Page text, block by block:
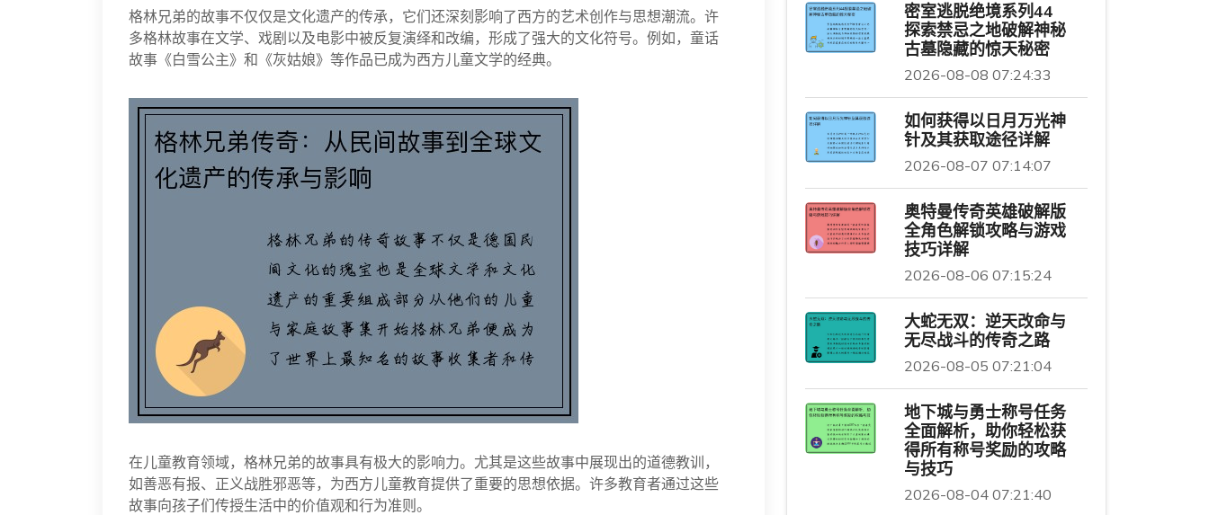
格林兄弟的故事不仅仅是文化遗产的传承，它们还深刻影响了西方的艺术创作与思想潮流。许
多格林故事在文学、戏剧以及电影中被反复演绎和改编，形成了强大的文化符号。例如，童话
故事《白雪公主》和《灰姑娘》等作品已成为西方儿童文学的经典。
在儿童教育领域，格林兄弟的故事具有极大的影响力。尤其是这些故事中展现出的道德教训，
如善恶有报、正义战胜邪恶等，为西方儿童教育提供了重要的思想依据。许多教育者通过这些
故事向孩子们传授生活中的价值观和行为准则。
密室逃脱绝境系列44
探索禁忌之地破解神秘
古墓隐藏的惊天秘密
2026-08-08 07:24:33
如何获得以日月万光神
针及其获取途径详解
2026-08-07 07:14:07
奥特曼传奇英雄破解版
全角色解锁攻略与游戏
技巧详解
2026-08-06 07:15:24
大蛇无双：逆天改命与
无尽战斗的传奇之路
2026-08-05 07:21:04
地下城与勇士称号任务
全面解析，助你轻松获
得所有称号奖励的攻略
与技巧
2026-08-04 07:21:40